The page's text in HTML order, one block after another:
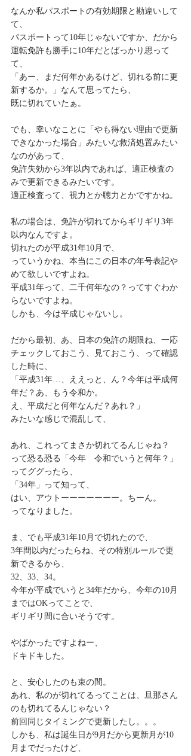
なんか私パスポートの有効期限と勘違いして
て、
パスポートって10年じゃないですか、だから
運転免許も勝手に10年だとばっかり思って
て、
「あー、まだ何年かあるけど、切れる前に更
新するか。」なんて思ってたら、
既に切れていたぁ。
でも、幸いなことに「やも得ない理由で更新
できなかった場合」みたいな救済処置みたい
なのがあって、
免許失効から3年以内であれば、適正検査の
みで更新できるみたいです。
適正検査って、視力とか聴力とかですかね。
私の場合は、免許が切れてからギリギリ3年
以内なんですよ。
切れたのが平成31年10月で、
っていうかね、本当にこの日本の年号表記や
めて欲しいですよね。
平成31年って、二千何年なの？ってすぐわか
らないですよね。
しかも、今は平成じゃないし。
だから最初、あ、日本の免許の期限ね、一応
チェックしておこう、見ておこう、って確認
した時に、
「平成31年…、ええっと、ん？今年は平成何
年だ？あ、もう令和か。
え、平成だと何年なんだ？あれ？」
みたいな感じで混乱して、
あれ、これってまさか切れてるんじゃね？
って恐る恐る「今年　令和でいうと何年？」
ってググったら、
「34年」って知って、
はい、アウトーーーーーーー。ちーん。
ってなりました。
ま、でも平成31年10月で切れたので、
3年間以内だったらね、その特別ルールで更
新できるから、
32、33、34。
今年が平成でいうと34年だから、今年の10月
まではOKってことで、
ギリギリ間に合いそうです。
やばかったですよねー、
ドキドキした。
と、安心したのも束の間。
あれ、私のが切れてるってことは、旦那さん
のも切れてるんじゃない？
前回同じタイミングで更新したし。。。
しかも、私は誕生日が9月だから更新月が10
月までだったけど、